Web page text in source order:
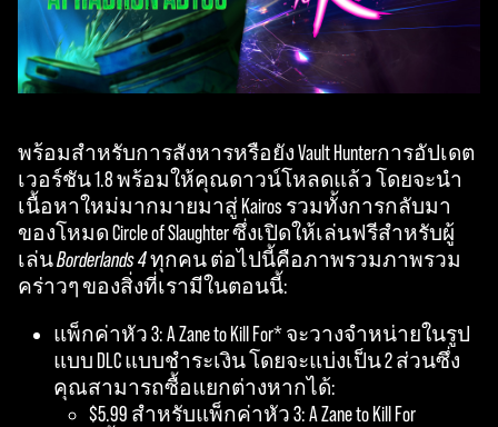
พร้อมสำหรับการสังหารหรือยัง Vault Hunterการอัปเดต
เวอร์ชัน 1.8 พร้อมให้คุณดาวน์โหลดแล้ว โดยจะนำ
เนื้อหาใหม่มากมายมาสู่ Kairos รวมทั้งการกลับมา
ของโหมด Circle of Slaughter ซึ่งเปิดให้เล่นฟรีสำหรับผู้
เล่นBorderlands 4ทุกคน ต่อไปนี้คือภาพรวมภาพรวม
คร่าวๆ ของสิ่งที่เรามีในตอนนี้:
แพ็กค่าหัว 3: A Zane to Kill For* จะวางจำหน่ายในรูป
แบบ DLC แบบชำระเงิน โดยจะแบ่งเป็น 2 ส่วนซึ่ง
คุณสามารถซื้อแยกต่างหากได้:
$5.99 สำหรับแพ็กค่าหัว 3: A Zane to Kill For